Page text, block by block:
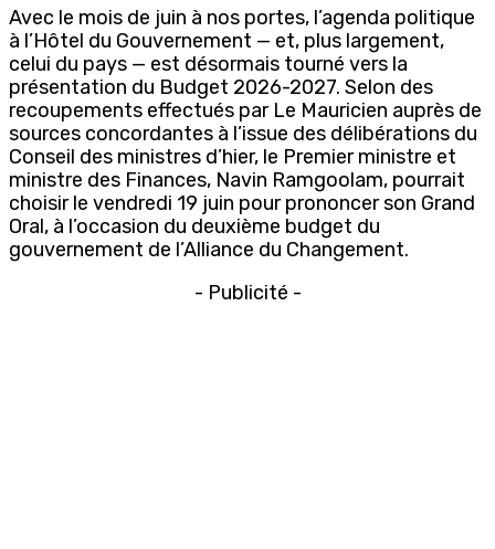
Avec le mois de juin à nos portes, l’agenda politique
à l’Hôtel du Gouvernement — et, plus largement,
celui du pays — est désormais tourné vers la
présentation du Budget 2026-2027. Selon des
recoupements effectués par Le Mauricien auprès de
sources concordantes à l’issue des délibérations du
Conseil des ministres d’hier, le Premier ministre et
ministre des Finances, Navin Ramgoolam, pourrait
choisir le vendredi 19 juin pour prononcer son Grand
Oral, à l’occasion du deuxième budget du
gouvernement de l’Alliance du Changement.
- Publicité -